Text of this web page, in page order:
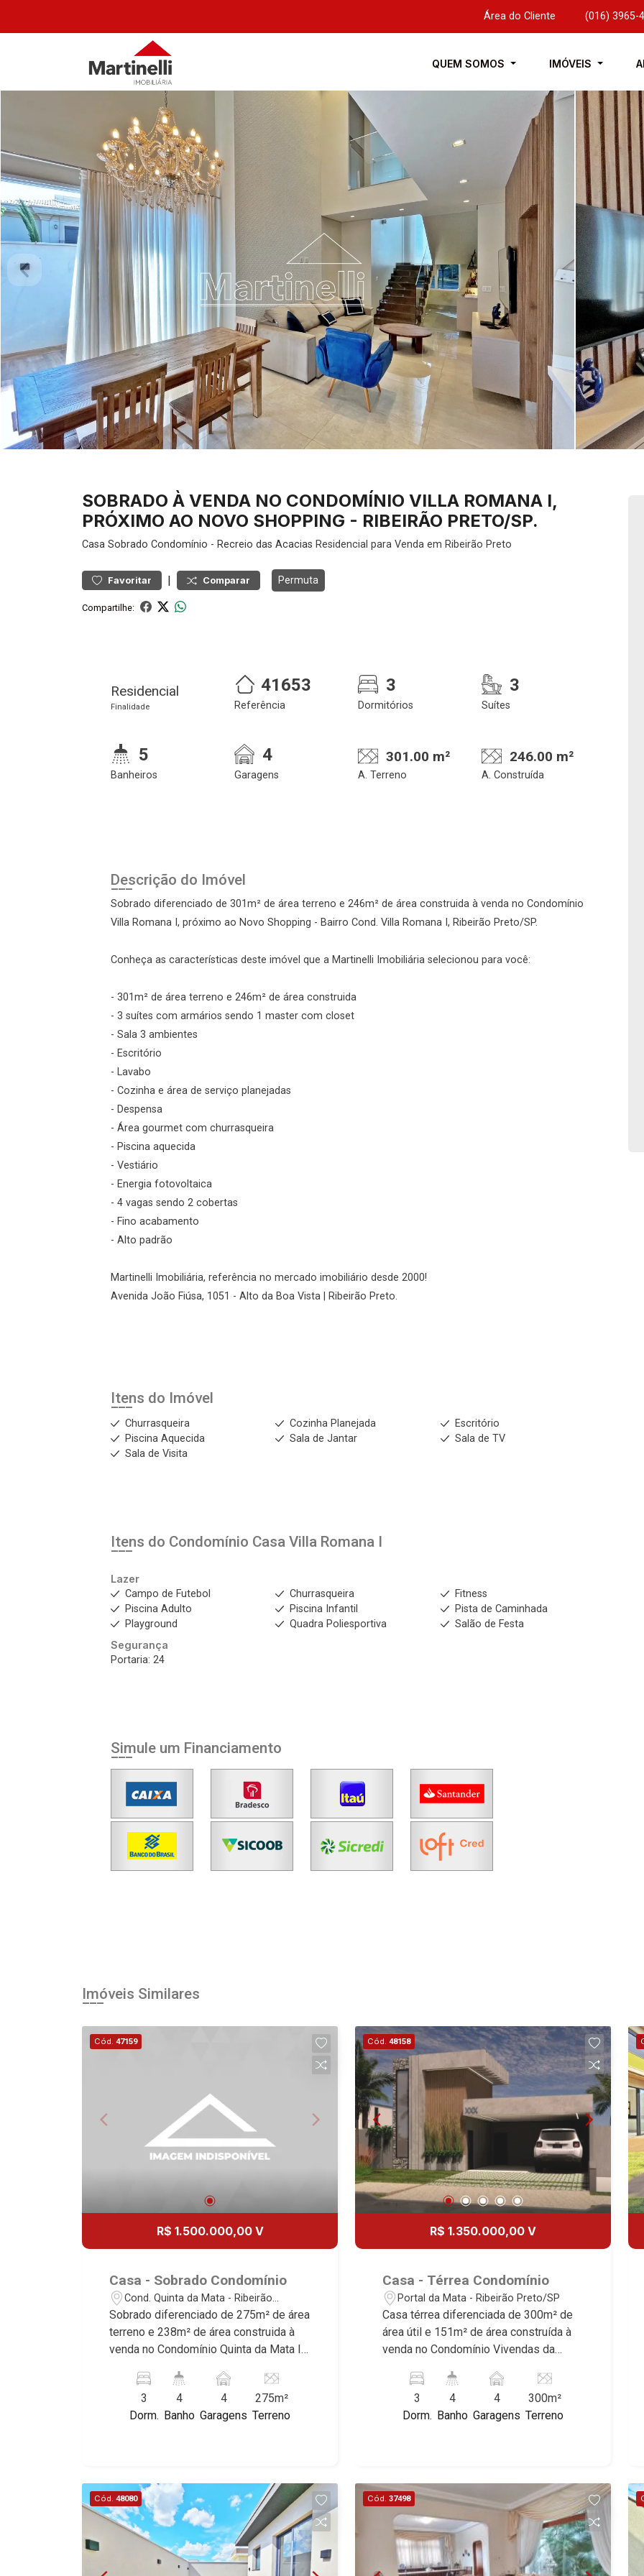
Área do Cliente (016) 3965-
QUEM SOMOS IMÓVEIS
SOBRADO À VENDA NO CONDOMÍNIO VILLA ROMANA I,
PRÓXIMO AO NOVO SHOPPING - RIBEIRÃO PRETO/SP.
Casa Sobrado Condomínio - Recreio das Acacias Residencial para Venda em Ribeirão Preto
Favoritar | Comparar Permuta
Compartilhe:
Residencial
Finalidade
41653
Referência
3
Dormitórios
3
Suítes
5
Banheiros
4
Garagens
301.00 m²
A. Terreno
246.00 m²
A. Construída
Descrição do Imóvel
Sobrado diferenciado de 301m² de área terreno e 246m² de área construida à venda no Condomínio
Villa Romana I, próximo ao Novo Shopping - Bairro Cond. Villa Romana I, Ribeirão Preto/SP.
Conheça as características deste imóvel que a Martinelli Imobiliária selecionou para você:
- 301m² de área terreno e 246m² de área construida
- 3 suítes com armários sendo 1 master com closet
- Sala 3 ambientes
- Escritório
- Lavabo
- Cozinha e área de serviço planejadas
- Despensa
- Área gourmet com churrasqueira
- Piscina aquecida
- Vestiário
- Energia fotovoltaica
- 4 vagas sendo 2 cobertas
- Fino acabamento
- Alto padrão
Martinelli Imobiliária, referência no mercado imobiliário desde 2000!
Avenida João Fiúsa, 1051 - Alto da Boa Vista | Ribeirão Preto.
Itens do Imóvel
Churrasqueira Cozinha Planejada
Escritório
Piscina Aquecida
Sala de Jantar
Sala de TV
Sala de Visita
Itens do Condomínio Casa Villa Romana I
Lazer
Campo de Futebol
Churrasqueira
Fitness
Piscina Adulto
Piscina Infantil
Pista de Caminhada
Playground
Quadra Poliesportiva
Salão de Festa
Segurança
Portaria: 24
Simule um Financiamento
07/08/2026
Cadastre-se
Agendar Visita
Imóveis Similares
Cód. 47159
R$ 1.500.000,00 V
Casa - Sobrado Condomínio
Cond. Quinta da Mata - Ribeirão
Preto/SP
Sobrado diferenciado de 275m² de área
terreno e 238m² de área construida à
venda no Condomínio Quinta da Mata II,
Cond. Quinta da Mata, Ribeirão
Preto/SP. Conheça as características
deste imóvel que a Martinelli
condicionado - Sala 2 ambientes -
Lavabo - Cozinha e área de serviço
planejadas - Varanda gourmet - Piscina
- Vestiário - Quintal - Corredor lateral -
Paisagismo - Aquecedor solar - 4
3
Dorm.
4
Banho
4
Garagens
275m²
Terreno
Cód. 48158
R$ 1.350.000,00 V
Casa - Térrea Condomínio
Portal da Mata - Ribeirão Preto/SP
Casa térrea diferenciada de 300m² de
área útil e 151m² de área construída à
venda no Condomínio Vivendas da
Bairro Cond. Vivendas da Mata
Residencial, Ribeirão Preto/SP.
Conheça as características deste
suítes - Sala 2 ambientes com pé
direito duplo - Lavabo - Cozinha - Área
de serviço - Churrasqueira - Piscina
aquecida - Corredor lateral - Jardim -
Energia fotovoltaica - Som ambientes -
3
Dorm.
4
Banho
4
Garagens
300m²
Terreno
Cód. 48080 Cód. 37498